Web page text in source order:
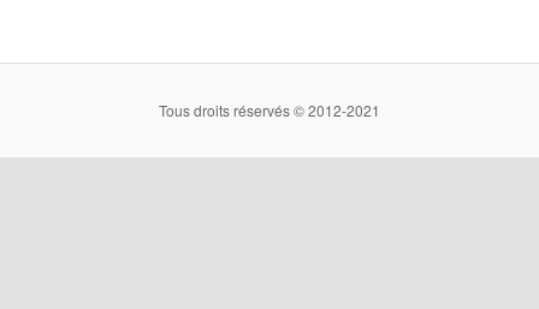
Tous droits réservés © 2012-2021